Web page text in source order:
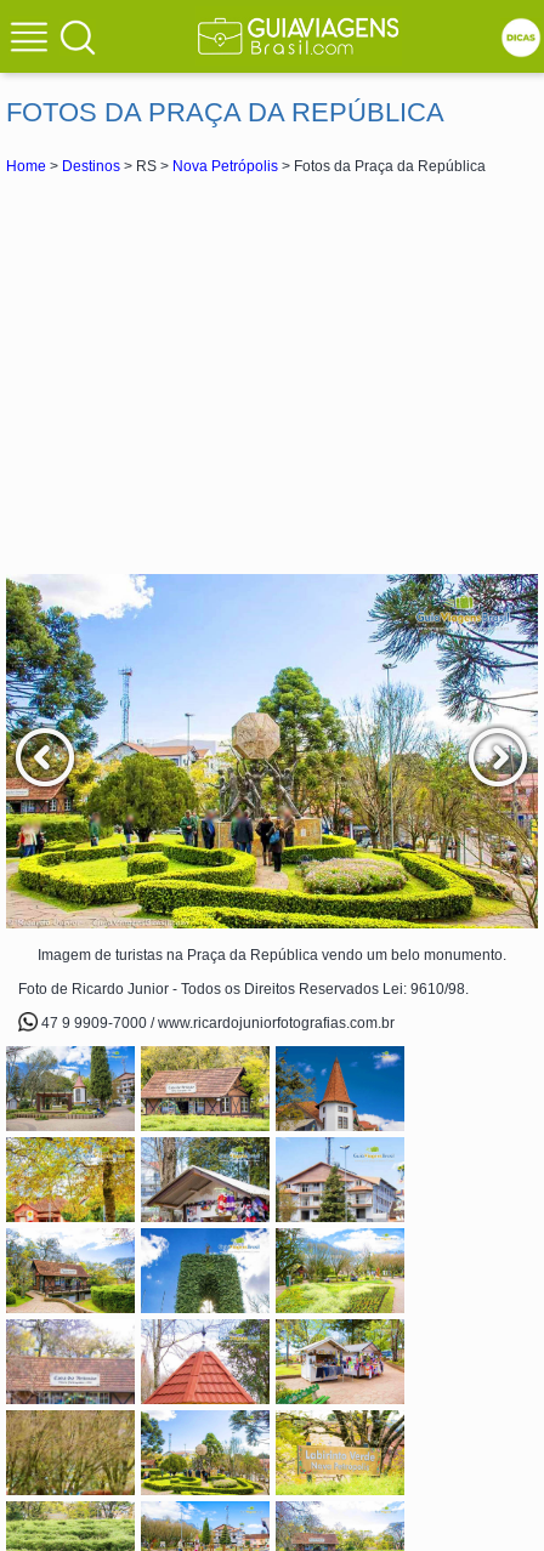
FOTOS DA PRAÇA DA REPÚBLICA
Home > Destinos > RS > Nova Petrópolis > Fotos da Praça da República
Imagem de turistas na Praça da República vendo um belo monumento.
Foto de Ricardo Junior - Todos os Direitos Reservados Lei: 9610/98.
47 9 9909-7000 / www.ricardojuniorfotografias.com.br